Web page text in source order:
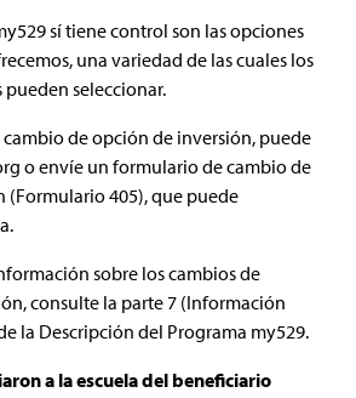
sí tiene control son las opciones
una variedad de las cuales los
seleccionar.
cambio de opción de inversión, puede
o envíe un formulario de cambio de
(Formulario 405), que puede
sobre los cambios de
consulte la parte 7 (Información
la Descripción del Programa my529.
a la escuela del beneficiario